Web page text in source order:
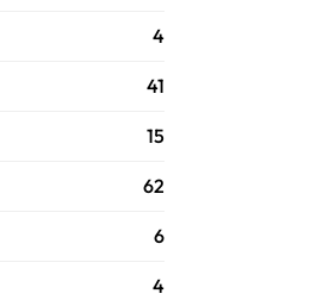
4
41
15
62
6
4